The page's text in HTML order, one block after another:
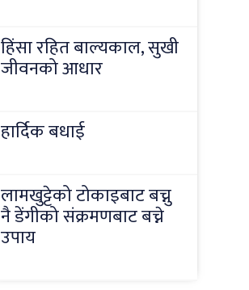
हिंसा रहित बाल्यकाल, सुखी
जीवनको आधार
हार्दिक बधाई
लामखुट्टेको टोकाइबाट बच्नु
नै डेंगीको संक्रमणबाट बच्ने
उपाय